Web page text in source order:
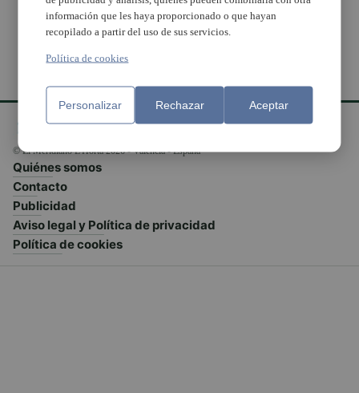
© El Meridiano L'Horta 2026 - Valencia - España
Quiénes somos
Contacto
Publicidad
Aviso legal y Política de privacidad
Política de cookies
información que les haya proporcionado o que hayan
recopilado a partir del uso de sus servicios.
Política de cookies
Personalizar Rechazar Aceptar